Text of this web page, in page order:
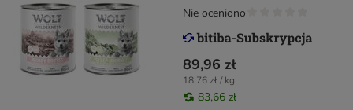
89,96 zł
18,76 zł / kg
83,66 zł
Nie oceniono